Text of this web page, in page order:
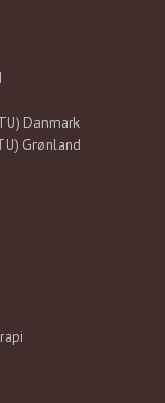
Danmark
Grønland